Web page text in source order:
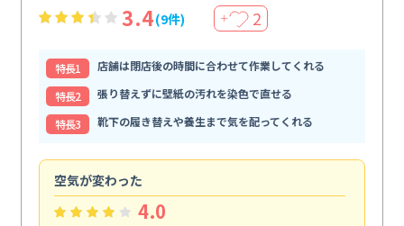
3.4(9件) ＋ 2
特⻑1
店舗は閉店後の時間に合わせて作業してくれる
特⻑2
張り替えずに壁紙の汚れを染色で直せる
特⻑3
靴下の履き替えや養生まで気を配ってくれる
空気が変わった
4.0